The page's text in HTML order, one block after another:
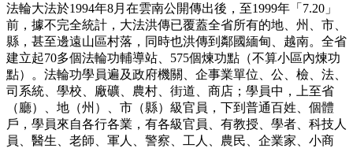
法輪大法於1994年8月在雲南公開傳出後，至1999年「7.20」
前，據不完全統計，大法洪傳已覆蓋全省所有的地、州、市、
縣，甚至邊遠山區村落，同時也洪傳到鄰國緬甸、越南。全省
建立起70多個法輪功輔導站、575個煉功點（不算小區內煉功
點）。法輪功學員遍及政府機關、企事業單位、公、檢、法、
司系統、學校、廠礦、農村、街道、商店；學員中，上至省
（廳）、地（州）、市（縣）級官員，下到普通百姓、個體
戶，學員來自各行各業，有各級官員、有教授、學者、科技人
員、醫生、老師、軍人、警察、工人、農民、企業家、小商